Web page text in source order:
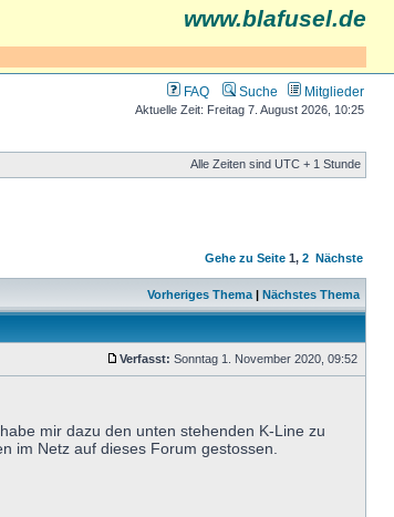
www.blafusel.de
FAQ Suche Mitglieder
Aktuelle Zeit: Freitag 7. August 2026, 10:25
Alle Zeiten sind UTC + 1 Stunde
Gehe zu Seite 1, 2 Nächste
Vorheriges Thema | Nächstes Thema
Verfasst: Sonntag 1. November 2020, 09:52
mir dazu den unten stehenden K-Line zu
im Netz auf dieses Forum gestossen.